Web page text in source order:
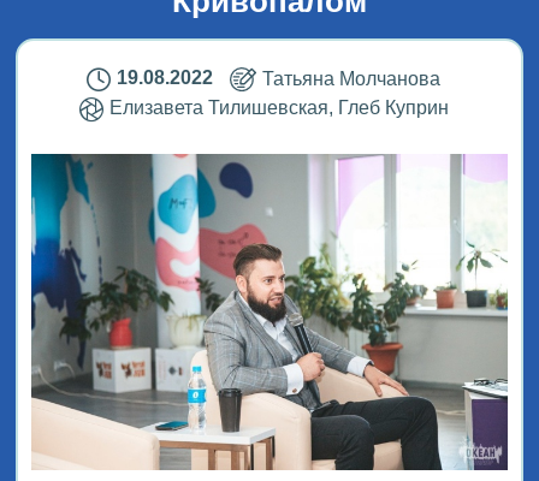
19.08.2022
Татьяна Молчанова
Елизавета Тилишевская, Глеб Куприн